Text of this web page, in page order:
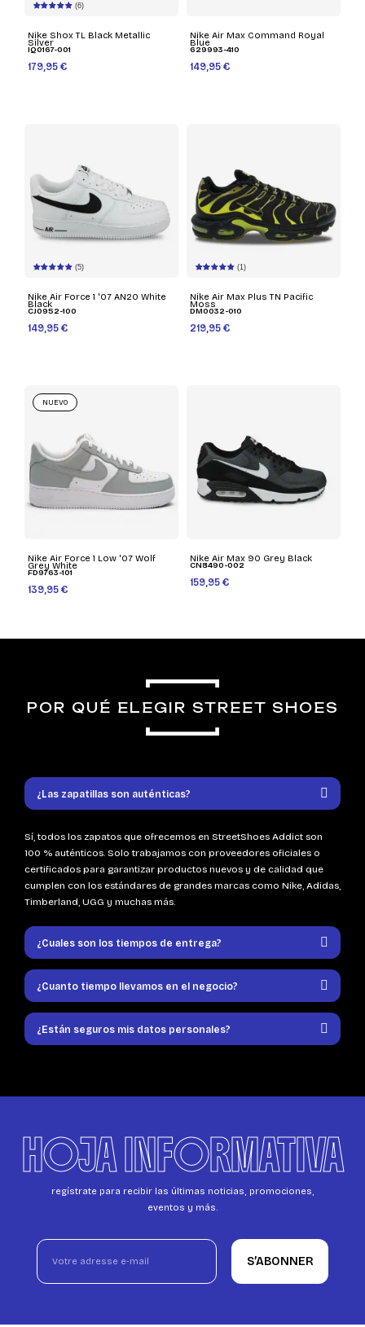
(6)
Nike Shox TL Black Metallic
Silver
IQ0167-001
179,95 €
Nike Air Max Command Royal
Blue
629993-410
149,95 €
(5)
Nike Air Force 1 '07 AN20 White
Black
CJ0952-100
149,95 €
(1)
Nike Air Max Plus TN Pacific
Moss
DM0032-010
219,95 €
Nike Air Force 1 Low '07 Wolf
Grey White
FD9763-101
139,95 €
NUEVO
Nike Air Max 90 Grey Black
CN8490-002
159,95 €
POR QUÉ ELEGIR STREET SHOES
¿Las zapatillas son auténticas?
Sí, todos los zapatos que ofrecemos en StreetShoes Addict son
100 % auténticos. Solo trabajamos con proveedores oficiales o
certificados para garantizar productos nuevos y de calidad que
cumplen con los estándares de grandes marcas como Nike, Adidas,
Timberland, UGG y muchas más.
¿Cuales son los tiempos de entrega?
¿Cuanto tiempo llevamos en el negocio?
¿Están seguros mis datos personales?
HOJA INFORMATIVA
regístrate para recibir las últimas noticias, promociones,
eventos y más.
S’ABONNER